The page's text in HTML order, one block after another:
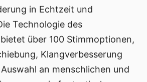
in Echtzeit und
Technologie des
über 100 Stimmoptionen,
Klangverbesserung
an menschlichen und